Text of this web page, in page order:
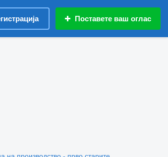
Поставете ваш оглас